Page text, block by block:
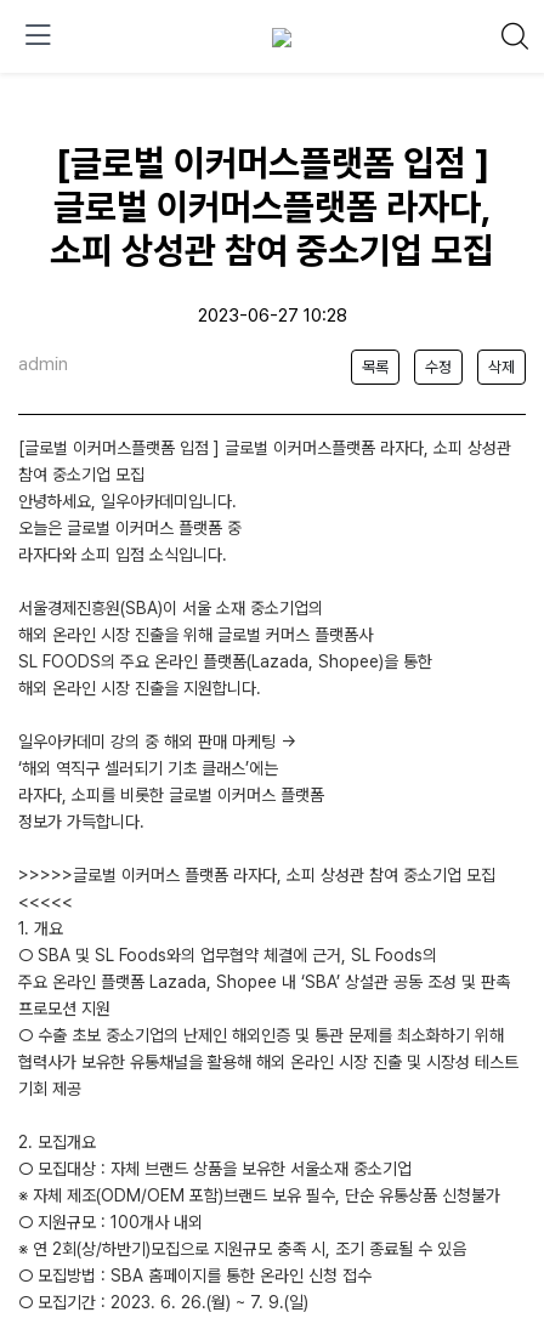
[글로벌 이커머스플랫폼 입점 ]
글로벌 이커머스플랫폼 라자다,
소피 상성관 참여 중소기업 모집
2023-06-27 10:28
admin 목록 수정 삭제
[글로벌 이커머스플랫폼 입점 ] 글로벌 이커머스플랫폼 라자다, 소피 상성관
참여 중소기업 모집
안녕하세요, 일우아카데미입니다.
오늘은 글로벌 이커머스 플랫폼 중
라자다와 소피 입점 소식입니다.
서울경제진흥원(SBA)이 서울 소재 중소기업의
해외 온라인 시장 진출을 위해 글로벌 커머스 플랫폼사
SL FOODS의 주요 온라인 플랫폼(Lazada, Shopee)을 통한
해외 온라인 시장 진출을 지원합니다.
일우아카데미 강의 중 해외 판매 마케팅 →
‘해외 역직구 셀러되기 기초 클래스’에는
라자다, 소피를 비롯한 글로벌 이커머스 플랫폼
정보가 가득합니다.
>>>>>글로벌 이커머스 플랫폼 라자다, 소피 상성관 참여 중소기업 모집
<<<<<
1. 개요
○ SBA 및 SL Foods와의 업무협약 체결에 근거, SL Foods의
주요 온라인 플랫폼 Lazada, Shopee 내 ‘SBA’ 상설관 공동 조성 및 판촉
프로모션 지원
○ 수출 초보 중소기업의 난제인 해외인증 및 통관 문제를 최소화하기 위해
협력사가 보유한 유통채널을 활용해 해외 온라인 시장 진출 및 시장성 테스트
기회 제공
2. 모집개요
○ 모집대상 : 자체 브랜드 상품을 보유한 서울소재 중소기업
※ 자체 제조(ODM/OEM 포함)브랜드 보유 필수, 단순 유통상품 신청불가
○ 지원규모 : 100개사 내외
※ 연 2회(상/하반기)모집으로 지원규모 충족 시, 조기 종료될 수 있음
○ 모집방법 : SBA 홈페이지를 통한 온라인 신청 접수
○ 모집기간 : 2023. 6. 26.(월) ~ 7. 9.(일)